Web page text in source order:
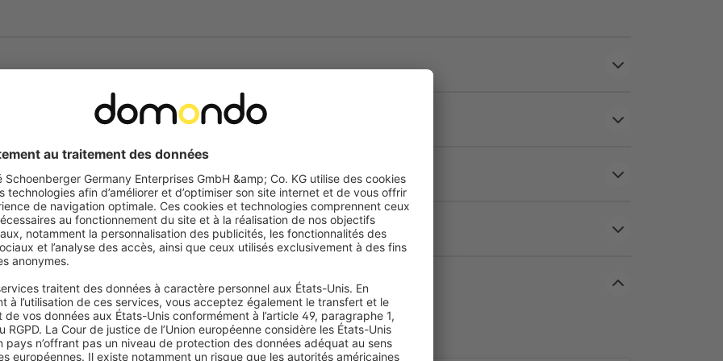
entière : lun-dim).
01W – Design modulaire et
une installation simple et flexible. Il se compose de 3
solidement au mur.
possibilité d’intégrer le module horloge dans un autre
adapté.